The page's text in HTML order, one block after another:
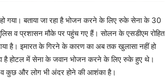
गया। बताया जा रहा है भोजन करने के लिए रुके सेना के 30
व प्रशासन मौके पर पहुंच गए हैं। सोलन के एसडीएम रोहित
है। इमारत के गिरने के कारण का अब तक खुलासा नहीं हो
है होटल में सेना के जवान भोजन करने के लिए रुके हुए थे।
व कुछ और लोग भी अंदर होने की आशंका है।